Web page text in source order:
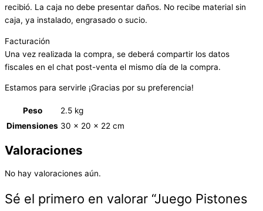
recibió. La caja no debe presentar daños. No recibe material sin
caja, ya instalado, engrasado o sucio.
Facturación
Una vez realizada la compra, se deberá compartir los datos
fiscales en el chat post-venta el mismo día de la compra.
Estamos para servirle ¡Gracias por su preferencia!
Peso
2.5 kg
Dimensiones 30 × 20 × 22 cm
Valoraciones
No hay valoraciones aún.
Sé el primero en valorar “Juego Pistones